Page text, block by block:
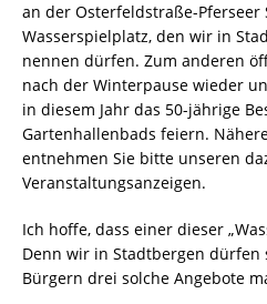
an der Osterfeldstraße-Pferseer
Wasserspielplatz, den wir in
nennen dürfen. Zum anderen
nach der Winterpause wieder
in diesem Jahr das 50-jährige
Gartenhallenbads feiern.
entnehmen Sie bitte unseren
Veranstaltungsanzeigen.
Ich hoffe, dass einer dieser
Denn wir in Stadtbergen dürfen
Bürgern drei solche Angebote